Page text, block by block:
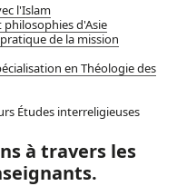
l'Islam
d'Asie
de la mission
en Théologie des
Études interreligieuses
à travers les